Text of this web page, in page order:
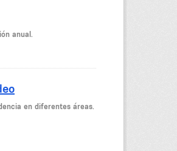
anual.
en diferentes áreas.